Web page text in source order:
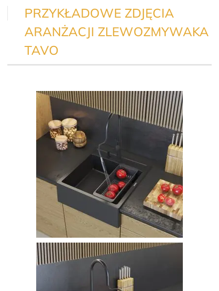
PRZYKŁADOWE ZDJĘCIA
ARANŻACJI ZLEWOZMYWAKA
TAVO